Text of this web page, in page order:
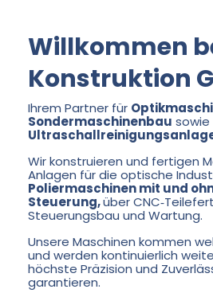
Willkommen
Konstruktion
Ihrem Partner für
Sondermaschinenbau sowie
Wir konstruieren und fertigen
Anlagen für die optische
Poliermaschinen mit und
Steuerung,über
Steuerungsbau und Wartung.
Unsere Maschinen kommen
und werden kontinuierlich
höchste Präzision und
garantieren.